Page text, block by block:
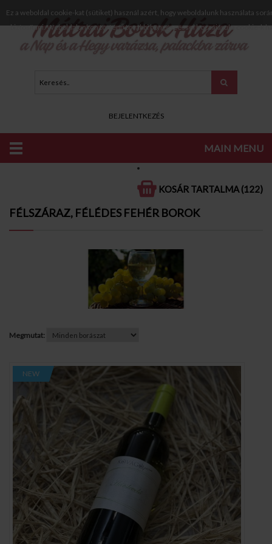
Ez a weboldal cookie-kat (sütiket) használ azért, hogy weboldalunk használata
biztosítani. Weboldalunkon történő további böngészéssel hozzájárul a cookie-k
BEJELENTKEZÉS
MAIN MENU
KOSÁR TARTALMA (122)
FÉLSZÁRAZ, FÉLÉDES FEHÉR BOROK
FÉLSZÁRAZ, FÉLÉDES FEHÉR BOROK
Megmutat:
NEW